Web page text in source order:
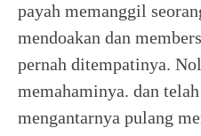
payah memanggil
mendoakan dan
pernah ditempatinya.
memahaminya. dan
mengantarnya pulang